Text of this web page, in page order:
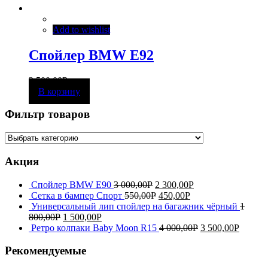
Add to wishlist
Спойлер BMW E92
2 500,00Р
В корзину
Фильтр товаров
Акция
Спойлер BMW E90 3 000,00Р 2 300,00Р
Сетка в бампер Спорт 550,00Р 450,00Р
Универсальный лип спойлер на багажник чёрный 1
800,00Р 1 500,00Р
Ретро колпаки Baby Moon R15 4 000,00Р 3 500,00Р
Рекомендуемые